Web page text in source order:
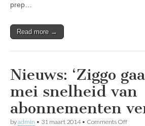
prep…
Read more →
Nieuws: ‘Ziggo
mei snelheid van
abonnementen
byadmin • 31 maart 2014• Comments Offon